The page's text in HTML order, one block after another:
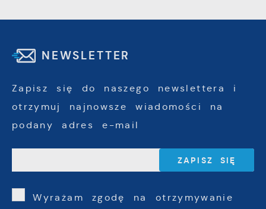
NEWSLETTER
Zapisz się do naszego newslettera i
otrzymuj najnowsze wiadomości na
podany adres e-mail
Wyrażam zgodę na otrzymywanie